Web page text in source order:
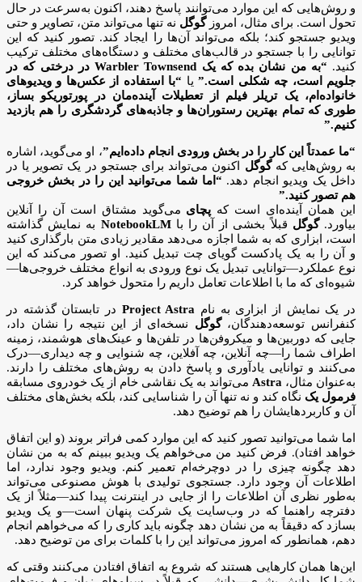
و روش‌هایی که این موارد می‌توانند پاسخ دهند، اکنون به‌سرعت در حال
تحول است. برای مثال، امروزگوگل نه تنها می‌تواند متن، تصاویر و حتی
ویدیو جستجو کند؛ بلکه می‌تواند آن‌ها را ایجاد کند. تصور کنید که این
توانایی را با جستجو در قالب‌های مختلف و دستگاه‌های مختلف ترکیب
کنید. “به من نشان بده که یک Warbler Townsend در درختی که در
جلویم است، چه شکلی است.”یا “با استفاده از عکس‌ها و ویدیوهای
خانواده‌ام، یک تریلر فیلم از تعطیلات آینده‌مان در پورتوریکو بساز،
طوری که تمام بهترین رستوران‌ها و جاذبه‌های گردشگری را هم بازدید
کنیم.”
“ما عمدتاً این کار را در بخش ورودی انجام داده‌ایم”، او می‌گوید، اشاره
به روش‌هایی کهگوگل اکنون می‌تواند برای جستجو در یک تصویر یا در
داخل یک ویدیو انجام دهد. “اما شما می‌توانید این را در بخش خروجی
هم تصور کنید.”
این همان آینده‌ای است که پچای می‌گوید مشتاق است آن را آنلاین
بیاورد.گوگل قبلاً بخشی از آن را باNotebookLM به نمایش گذاشته
است، ابزاری که به شما اجازه می‌دهد مقادیر زیادی متن بارگذاری کنید
و آن را به یک پادکست گویای چت تبدیل کنید. او تصور می‌کند که این
نوع عملکرد—توانایی تبدیل یک نوع ورودی به انواع مختلف خروجی‌ها—
شیوه‌ای که ما با اطلاعات تعامل داریم را متحول خواهد کرد.
در یک نمایش از ابزاری به نام Project Astra در تابستان گذشته در
کنفرانس توسعه‌دهندگان،گوگل نسخه‌ای از این نتیجه را نشان داد،
جایی که دوربین‌ها و میکروفن‌ها در تلفن‌ها و عینک‌های هوشمند، زمینه
اطراف شما را—چه آنلاین، چه آفلاین، چه شنوایی و چه دیداری—درک
می‌کنند و توانایی یادآوری و پاسخ دادن به روش‌های مختلف را دارند.
به‌عنوان مثال، Astra می‌تواند به یک نقاشی خام از یک خودروی مسابقه
فرمول یک نگاه کند و نه تنها آن را شناسایی کند، بلکه بخش‌های مختلف
آن و کاربردهایشان را هم توضیح دهد.
اما شما می‌توانید تصور کنید که این موارد کمی فراتر بروند (و این اتفاق
خواهد افتاد). فرض کنید من می‌خواهم یک ویدیو ببینم که به من نشان
دهد چگونه چیزی را در دوچرخه‌ام تعمیر کنم. ویدیو وجود ندارد، اما
اطلاعات آن وجود دارد. جستجوی تولیدی با هوش مصنوعی می‌تواند
به‌طور نظری آن اطلاعات را از جایی در اینترنت پیدا کند—مثلاً از یک
دفترچه راهنما که در وب‌سایت یک شرکت پنهان است—و یک ویدیو
بسازد که دقیقاً به من نشان دهد چگونه باید کاری را که می‌خواهم انجام
دهم، همانطور که امروز می‌تواند این را با کلمات برای من توضیح دهد.
این‌ها همان کارهایی هستند که شروع به اتفاق افتادن می‌کنند وقتی که